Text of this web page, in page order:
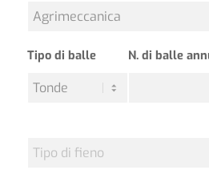
Tipo di balle N. di balle
Tipo